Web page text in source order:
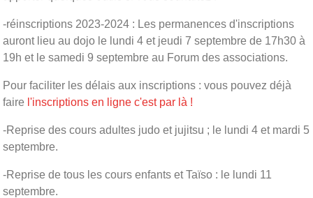
-réinscriptions 2023-2024 : Les permanences d'inscriptions
auront lieu au dojo le lundi 4 et jeudi 7 septembre de 17h30 à
19h et le samedi 9 septembre au Forum des associations.
Pour faciliter les délais aux inscriptions : vous pouvez déjà
faire l'inscriptions en ligne c'est par là !
-Reprise des cours adultes judo et jujitsu ; le lundi 4 et mardi 5
septembre.
-Reprise de tous les cours enfants et Taïso : le lundi 11
septembre.